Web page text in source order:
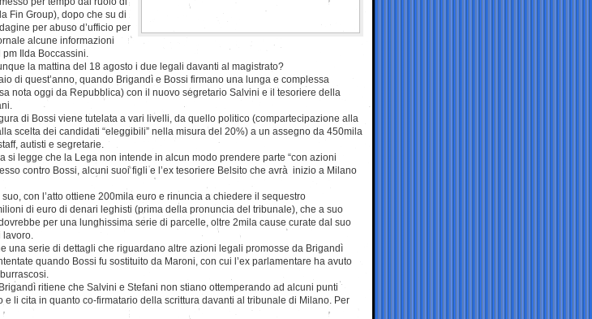
Fin Group), dopo che su di
per abuso d’ufficio per
alcune informazioni
Ilda Boccassini.
la mattina del 18 agosto i due legali davanti al magistrato?
di quest’anno, quando Brigandì e Bossi firmano una lunga e complessa
nota oggi da Repubblica) con il nuovo segretario Salvini e il tesoriere della
di Bossi viene tutelata a vari livelli, da quello politico (compartecipazione alla
scelta dei candidati “eleggibili” nella misura del 20%) a un assegno da 450mila
autisti e segretarie.
si legge che la Lega non intende in alcun modo prendere parte “con azioni
contro Bossi, alcuni suoi figli e l’ex tesoriere Belsito che avrà inizio a Milano
con l’atto ottiene 200mila euro e rinuncia a chiedere il sequestro
di euro di denari leghisti (prima della pronuncia del tribunale), che a suo
per una lunghissima serie di parcelle, oltre 2mila cause curate dal suo
lavoro.
una serie di dettagli che riguardano altre azioni legali promosse da Brigandì
quando Bossi fu sostituito da Maroni, con cui l’ex parlamentare ha avuto
ritiene che Salvini e Stefani non stiano ottemperando ad alcuni punti
e li cita in quanto co-firmatario della scrittura davanti al tribunale di Milano. Per